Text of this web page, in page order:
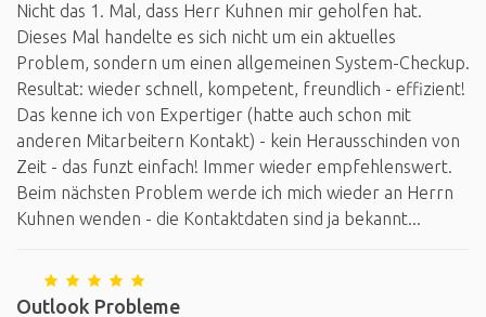
Nicht das 1. Mal, dass Herr Kuhnen mir geholfen hat.
Dieses Mal handelte es sich nicht um ein aktuelles
Problem, sondern um einen allgemeinen System-Checkup.
Resultat: wieder schnell, kompetent, freundlich - effizient!
Das kenne ich von Expertiger (hatte auch schon mit
anderen Mitarbeitern Kontakt) - kein Herausschinden von
Zeit - das funzt einfach! Immer wieder empfehlenswert.
Beim nächsten Problem werde ich mich wieder an Herrn
Kuhnen wenden - die Kontaktdaten sind ja bekannt...
Outlook Probleme